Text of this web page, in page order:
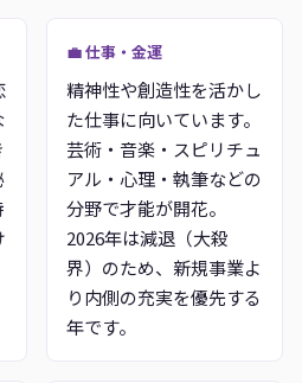
💼 仕事・金運
精神性や創造性を活かし
た仕事に向いています。
芸術・音楽・スピリチュ
アル・心理・執筆などの
分野で才能が開花。
2026年は減退（大殺
界）のため、新規事業よ
り内側の充実を優先する
年です。